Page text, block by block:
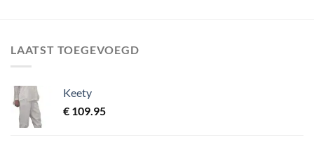
LAATST TOEGEVOEGD
Keety
€ 109.95